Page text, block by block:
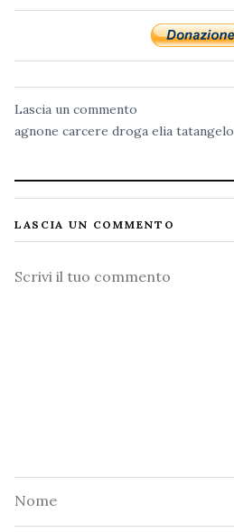
Lascia un commento
agnone carcere droga elia tatangelo
LASCIA UN COMMENTO
Commento